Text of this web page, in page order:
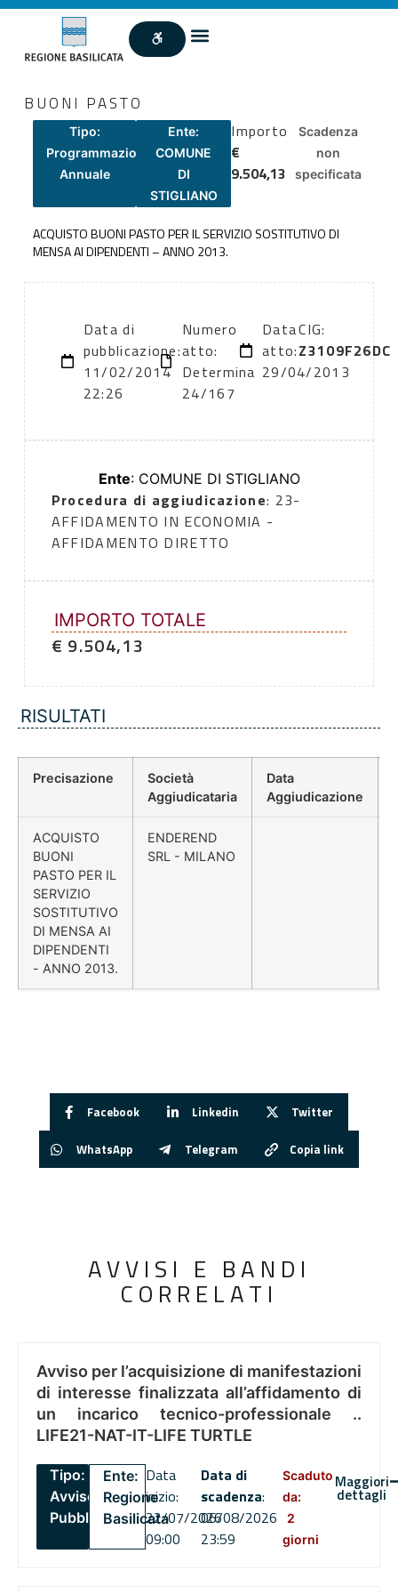
BUONI PASTO
Tipo:
Programmazione
Annuale
Ente:
COMUNE
DI
STIGLIANO
Importo
€
9.504,13
Scadenza
non
specificata
ACQUISTO BUONI PASTO PER IL SERVIZIO SOSTITUTIVO DI
MENSA AI DIPENDENTI – ANNO 2013.
Data di
pubblicazione:
11/02/2014
22:26
Numero
atto:
Determina
24/167
Data
atto:
29/04/2013
CIG:
Z3109F26DC
Ente: COMUNE DI STIGLIANO
Procedura di aggiudicazione: 23-
AFFIDAMENTO IN ECONOMIA -
AFFIDAMENTO DIRETTO
IMPORTO TOTALE
€ 9.504,13
RISULTATI
Precisazione
Società
Aggiudicataria
Data
Aggiudicazione
ACQUISTO
BUONI
PASTO PER IL
SERVIZIO
SOSTITUTIVO
DI MENSA AI
DIPENDENTI
- ANNO 2013.
ENDEREND
SRL - MILANO
Facebook Linkedin Twitter
WhatsApp Telegram Copia link
AVVISI E BANDI
CORRELATI
Avviso per l’acquisizione di manifestazioni
di interesse finalizzata all’affidamento di
un incarico tecnico-professionale ..
LIFE21-NAT-IT-LIFE TURTLE
Tipo:
Avviso
Pubblico
Ente:
Regione
Basilicata
Data
inizio:
22/07/2026
09:00
Data di
scadenza:
06/08/2026
23:59
Scaduto
da:
2
giorni
Maggiori
dettagli